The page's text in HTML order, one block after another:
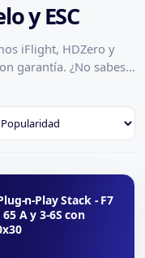
y ESC
iFlight, HDZero y
garantía. ¿No sabes
n-Play Stack - F7
65 A y 3-6S con